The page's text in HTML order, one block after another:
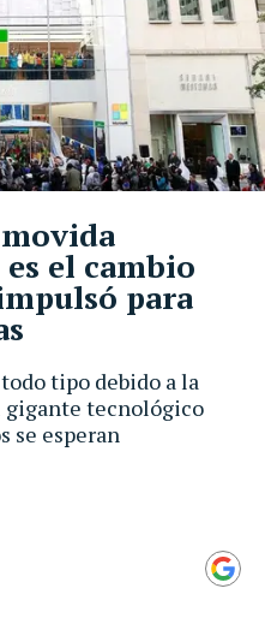
tipo debido a la
gigante tecnológico
se esperan
el cambio
para